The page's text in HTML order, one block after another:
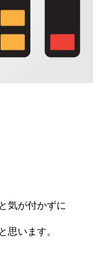
気が付かずに
思います。